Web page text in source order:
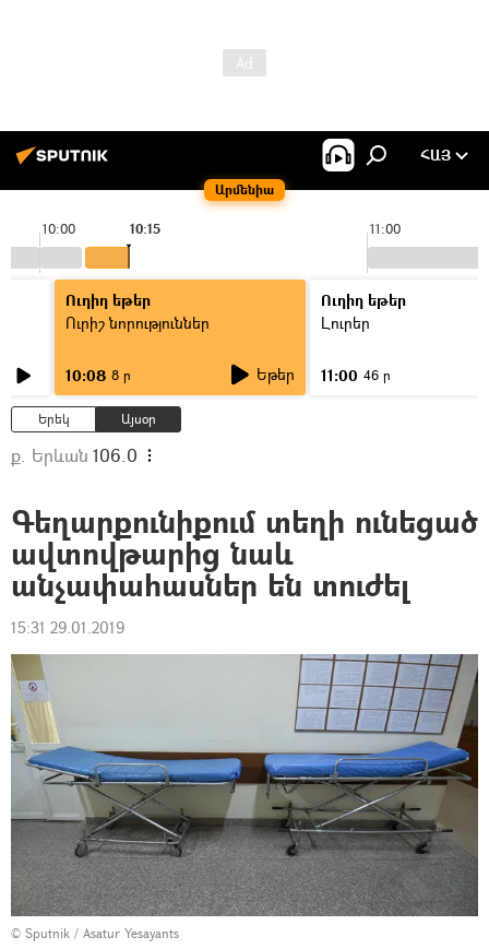
Արմենիա
ՀԱՅ
10:00 11:00
10:15
Ուղիղ եթեր
Ուրիշ նորություններ
10:08 8 ր Եթեր
Ուղիղ եթեր
Լուրեր
11:00 46 ր
Երեկ Այսօր
ք. Երևան 106.0
Գեղարքունիքում տեղի ունեցած
ավտովթարից նաև
անչափահասներ են տուժել
15:31 29.01.2019
© Sputnik / Asatur Yesayants